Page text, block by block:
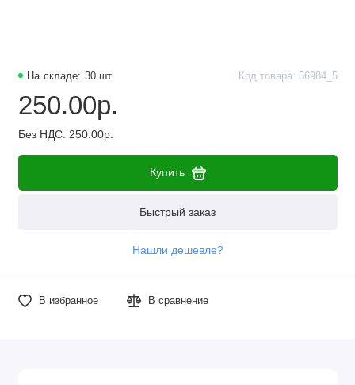
На складе: 30 шт. Код товара: 56984_5
250.00р.
Без НДС: 250.00р.
Купить
Быстрый заказ
Нашли дешевле?
В избранное В сравнение